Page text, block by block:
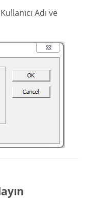
Adı ve